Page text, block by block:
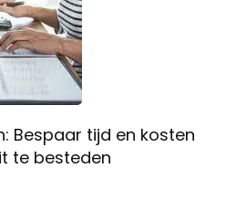
Bespaar tijd en kosten
te besteden